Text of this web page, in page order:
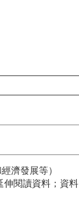
濟發展等）
伸閱讀資料；資料